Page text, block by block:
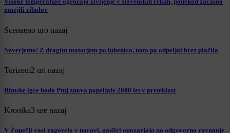
omejili ribolov
Scenaeno uro nazaj
Neverjetno! Z dragim motorjem po lubenico, nato pa odpeljal brez plačila
Turizem2 uri nazaj
Rimske igre bodo Ptuj znova popeljale 2000 let v preteklost
Kronika3 ure nazaj
V Župečji vasi zagorelo v naravi, gasilci opozarjajo na odgovorno ravnanje